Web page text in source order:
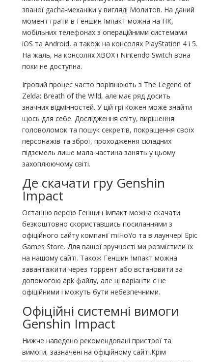
званої gacha-механіки у вигляді Молитов. На даний
момент грати в Геншин Імпакт можна на ПК,
мобільних телефонах з операційними системами
iOS та Android, а також на консолях PlayStation 4 і 5.
На жаль, на консолях XBOX і Nintendo Switch вона
поки не доступна.
Ігровий процес часто порівнюють з The Legend of
Zelda: Breath of the Wild, але має ряд досить
значних відмінностей. У цій грі кожен може знайти
щось для себе. Дослідження світу, вирішення
головоломок та пошук секретів, покращення своїх
персонажів та зброї, проходження складних
підземель лише мала частина занять у цьому
захоплюючому світі.
Де скачати гру Genshin
Impact
Останню версію Геншин Імпакт можна скачати
безкоштовно скориставшись посиланнями з
офіційного сайту компанії miHoYo та в лаунчері Epic
Games Store. Для вашої зручності ми розмістили їх
на нашому сайті. Також Геншин Імпакт можна
завантажити через торрент або встановити за
допомогою apk файлу, але ці варіанти є не
офіційними і можуть бути небезпечними.
Офіційні системні вимоги
Genshin Impact
Нижче наведено рекомендовані пристрої та
вимоги, зазначені на офіційному сайті.Крім